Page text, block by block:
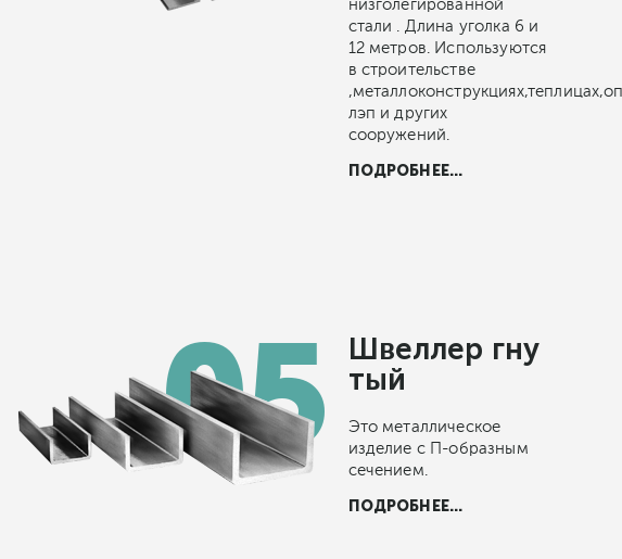
низголегированной
стали . Длина уголка 6 и
12 метров. Используются
в строительстве
лэп и других
сооружений.
ПОДРОБНЕЕ...
Швеллер гну
тый
Это металлическое
изделие с П-образным
сечением.
ПОДРОБНЕЕ...